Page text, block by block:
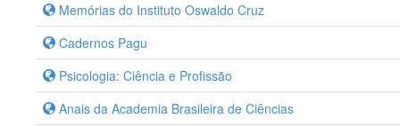
Memórias do Instituto Oswaldo Cruz
Cadernos Pagu
Psicologia: Ciência e Profissão
Anais da Academia Brasileira de Ciências